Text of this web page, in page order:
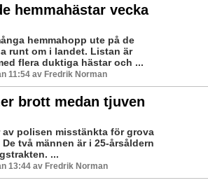
hemmahästar vecka
hemmahopp ute på de
runt om i landet. Listan är
flera duktiga hästar och ...
11:54 av Fredrik Norman
brott medan tjuven
av polisen misstänkta för grova
två männen är i 25-årsåldern
...
13:44 av Fredrik Norman